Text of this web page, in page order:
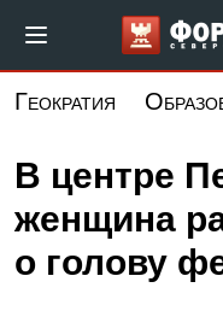
основному
Геократия
В центре
женщина
о голову